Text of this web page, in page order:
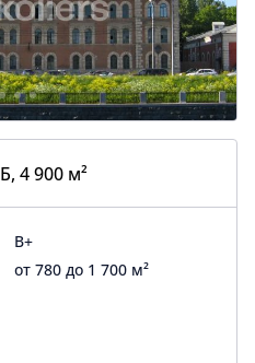
4 900 м²
B+
от 780 до 1 700 м²